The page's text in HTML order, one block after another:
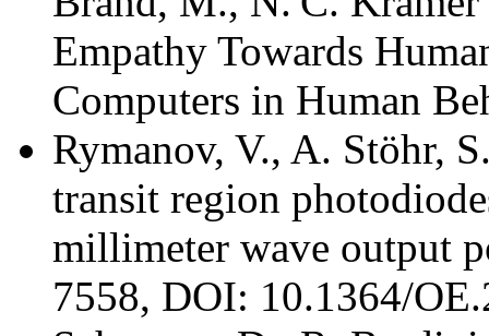
Empathy Towards
Computers in Human
Rymanov, V., A. Stöhr,
transit region
millimeter wave output
7558, DOI: 10.1364/